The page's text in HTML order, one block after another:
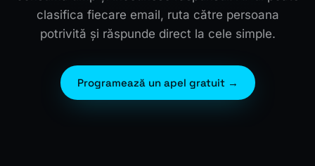
clasifica fiecare email, ruta către persoana
potrivită și răspunde direct la cele simple.
Programează un apel gratuit →